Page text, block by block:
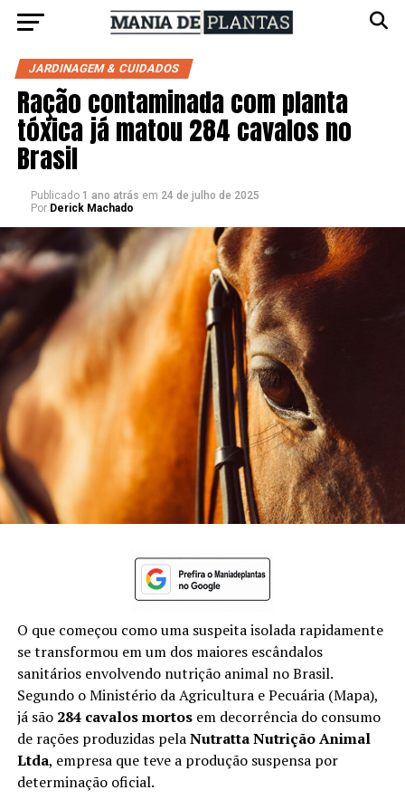
JARDINAGEM & CUIDADOS
Ração contaminada com planta
tóxica já matou 284 cavalos no
Brasil
Publicado 1 ano atrás em 24 de julho de 2025
Por Derick Machado
O que começou como uma suspeita isolada rapidamente
se transformou em um dos maiores escândalos
sanitários envolvendo nutrição animal no Brasil.
Segundo o Ministério da Agricultura e Pecuária (Mapa),
já são 284 cavalos mortosem decorrência do consumo
de rações produzidas pelaNutratta Nutrição Animal
Ltda, empresa que teve a produção suspensa por
determinação oficial.